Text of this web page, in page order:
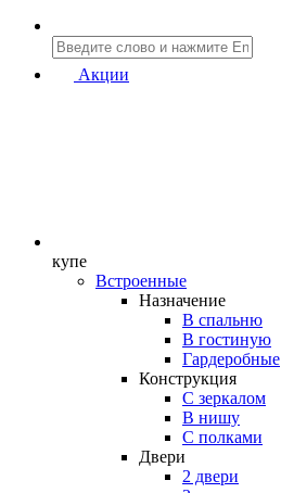
Акции
купе
Встроенные
Назначение
В спальню
В гостиную
Гардеробные
Конструкция
C зеркалом
В нишу
С полками
Двери
2 двери